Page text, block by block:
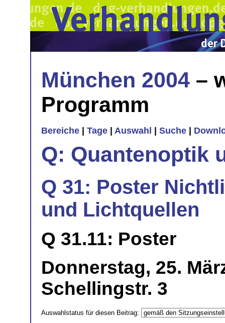
München 2004 –
Programm
Bereiche Tage Auswahl Suche
Q: Quantenoptik
Q 31: Poster
und Lichtquellen
Q 31.11: Poster
Donnerstag, 25.
Schellingstr. 3
Auswahlstatus für diesen Beitrag: